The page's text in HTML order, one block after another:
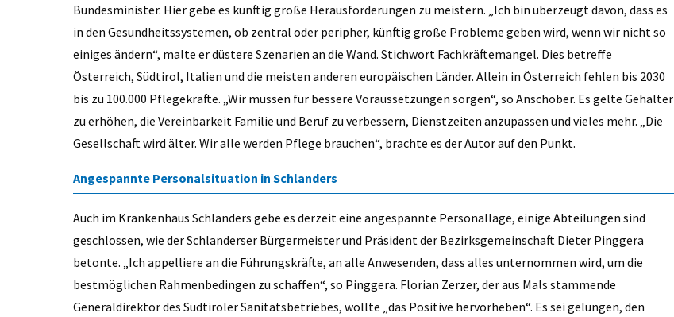
Bundesminister. Hier gebe es künftig große Herausforderungen zu meistern. „Ich bin überzeugt davon, dass es
in den Gesundheitssystemen, ob zentral oder peripher, künftig große Probleme geben wird, wenn wir nicht so
einiges ändern“, malte er düstere Szenarien an die Wand. Stichwort Fachkräftemangel. Dies betreffe
Österreich, Südtirol, Italien und die meisten anderen europäischen Länder. Allein in Österreich fehlen bis 2030
bis zu 100.000 Pflegekräfte. „Wir müssen für bessere Voraussetzungen sorgen“, so Anschober. Es gelte Gehälter
zu erhöhen, die Vereinbarkeit Familie und Beruf zu verbessern, Dienstzeiten anzupassen und vieles mehr. „Die
Gesellschaft wird älter. Wir alle werden Pflege brauchen“, brachte es der Autor auf den Punkt.
Angespannte Personalsituation in Schlanders
Auch im Krankenhaus Schlanders gebe es derzeit eine angespannte Personallage, einige Abteilungen sind
geschlossen, wie der Schlanderser Bürgermeister und Präsident der Bezirksgemeinschaft Dieter Pinggera
betonte. „Ich appelliere an die Führungskräfte, an alle Anwesenden, dass alles unternommen wird, um die
bestmöglichen Rahmenbedingen zu schaffen“, so Pinggera. Florian Zerzer, der aus Mals stammende
Generaldirektor des Südtiroler Sanitätsbetriebes, wollte „das Positive hervorheben“. Es sei gelungen, den